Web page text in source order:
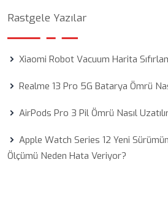
Rastgele Yazılar
Xiaomi Robot Vacuum Harita
Realme 13 Pro 5G Batarya Ömrü
AirPods Pro 3 Pil Ömrü Nasıl
Apple Watch Series 12 Yeni
Ölçümü Neden Hata Veriyor?